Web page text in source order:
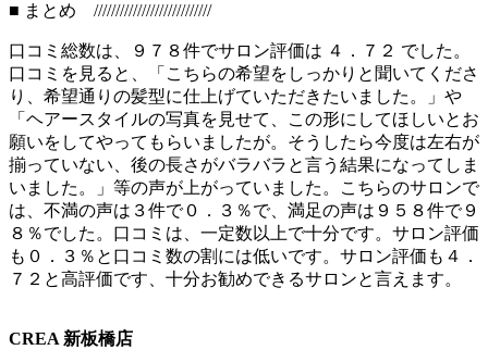
■ まとめ ///////////////////////////
口コミ総数は、９７８件でサロン評価は ４．７２ でした。
口コミを見ると、「こちらの希望をしっかりと聞いてくださ
り、希望通りの髪型に仕上げていただきたいました。」や
「ヘアースタイルの写真を見せて、この形にしてほしいとお
願いをしてやってもらいましたが。そうしたら今度は左右が
揃っていない、後の長さがバラバラと言う結果になってしま
いました。」等の声が上がっていました。こちらのサロンで
は、不満の声は３件で０．３％で、満足の声は９５８件で９
８％でした。口コミは、一定数以上で十分です。サロン評価
も０．３％と口コミ数の割には低いです。サロン評価も４．
７２と高評価です、十分お勧めできるサロンと言えます。
CREA 新板橋店